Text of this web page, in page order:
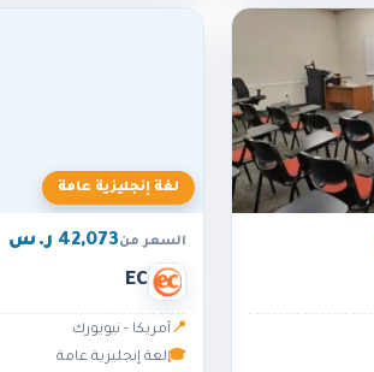
لغة إنجليزية عامة
السعر من42,073 ر.س
EC
📍 أمريكا - نيويورك
🎓لغة إنجليزية عامة